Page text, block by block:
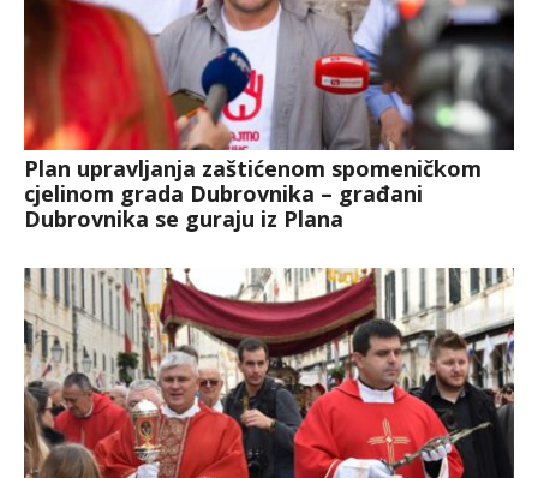
Plan upravljanja zaštićenom spomeničkom
cjelinom grada Dubrovnika – građani
Dubrovnika se guraju iz Plana